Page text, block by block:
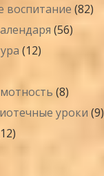
воспитание (82)
(56)
(12)
(8)
уроки (9)